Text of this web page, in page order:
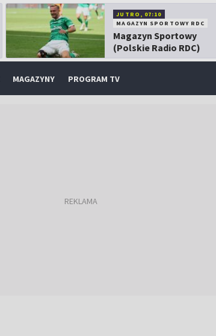
JUTRO, 07:10
MAGAZYN SPORTOWY RDC
Magazyn Sportowy
(Polskie Radio RDC)
MAGAZYNY PROGRAM TV